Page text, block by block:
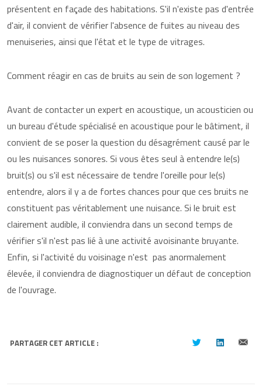
présentent en façade des habitations. S'il n'existe pas d'entrée
d'air, il convient de vérifier l'absence de fuites au niveau des
menuiseries, ainsi que l'état et le type de vitrages.
Comment réagir en cas de bruits au sein de son logement ?
Avant de contacter un expert en acoustique, un acousticien ou
un bureau d'étude spécialisé en acoustique pour le bâtiment, il
convient de se poser la question du désagrément causé par le
ou les nuisances sonores. Si vous êtes seul à entendre le(s)
bruit(s) ou s'il est nécessaire de tendre l'oreille pour le(s)
entendre, alors il y a de fortes chances pour que ces bruits ne
constituent pas véritablement une nuisance. Si le bruit est
clairement audible, il conviendra dans un second temps de
vérifier s'il n'est pas lié à une activité avoisinante bruyante.
Enfin, si l'activité du voisinage n'est pas anormalement
élevée, il conviendra de diagnostiquer un défaut de conception
de l'ouvrage.
PARTAGER CET ARTICLE :